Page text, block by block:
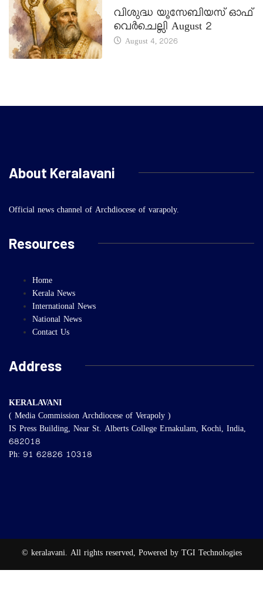
വിശുദ്ധ യൂസേബിയസ് ഓഫ്
വെർചെല്ലി August 2
August 4, 2026
About Keralavani
Official news channel of Archdiocese of varapoly.
Resources
Home
Kerala News
International News
National News
Contact Us
Address
KERALAVANI
( Media Commission Archdiocese of Verapoly )
IS Press Building, Near St. Alberts College Ernakulam, Kochi, India,
682018
Ph: 91 62826 10318
© keralavani. All rights reserved, Powered by TGI Technologies